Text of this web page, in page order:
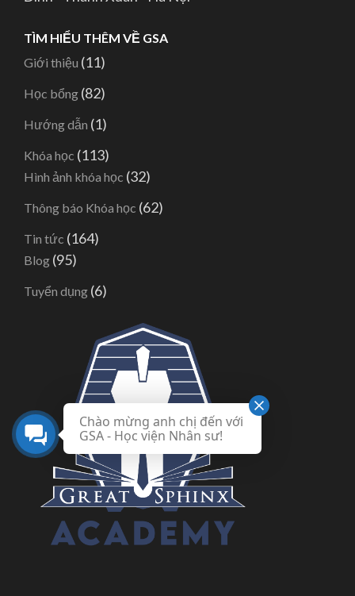
TÌM HIỂU THÊM VỀ GSA
Giới thiệu (11)
Học bổng (82)
Hướng dẫn (1)
Khóa học (113)
Hình ảnh khóa học (32)
Thông báo Khóa học (62)
Tin tức (164)
Blog (95)
Tuyển dụng (6)
Chào mừng anh chị đến với
GSA - Học viện Nhân sư!